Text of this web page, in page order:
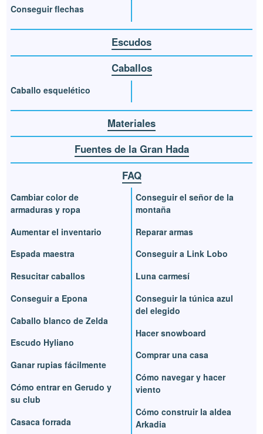
Conseguir flechas
Escudos
Caballos
Caballo esquelético
Materiales
Fuentes de la Gran Hada
FAQ
Cambiar color de
armaduras y ropa
Aumentar el inventario
Espada maestra
Resucitar caballos
Conseguir a Epona
Caballo blanco de Zelda
Escudo Hyliano
Ganar rupias fácilmente
Cómo entrar en Gerudo y
su club
Casaca forrada
Conseguir el señor de la
montaña
Reparar armas
Conseguir a Link Lobo
Luna carmesí
Conseguir la túnica azul
del elegido
Hacer snowboard
Comprar una casa
Cómo navegar y hacer
viento
Cómo construir la aldea
Arkadia